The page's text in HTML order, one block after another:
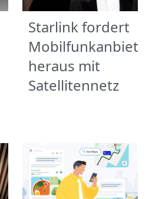
Starlink fordert
Mobilfunkanbieter
heraus mit
Satellitennetz